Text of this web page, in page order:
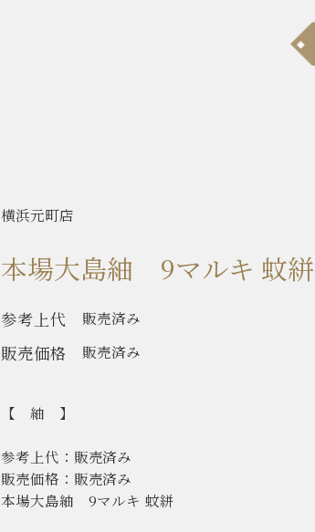
横浜元町店
本場大島紬 9マルキ 蚊絣
参考上代 販売済み
販売価格 販売済み
【 紬 】
参考上代：販売済み
販売価格：販売済み
本場大島紬 9マルキ 蚊絣